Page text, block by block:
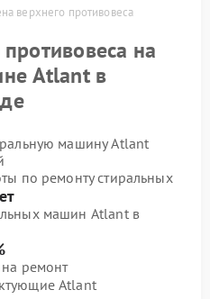
верхнего противовеса
на
Atlant в
машину Atlant
по ремонту стиральных
машин Atlant в
ремонт
Atlant